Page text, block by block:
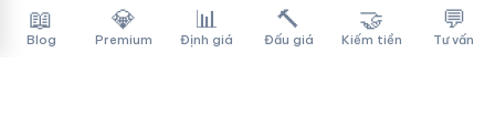
📖
Blog
💎
Premium
📊
Định giá
🔨
Đấu giá
🤝
Kiếm tiền
💬
Tư vấn